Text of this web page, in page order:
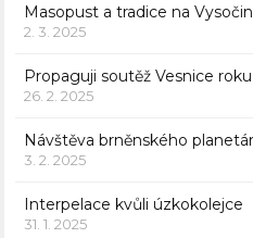
Masopust a tradice na
2. 3. 2025
Propaguji soutěž Vesnice roku
26. 2. 2025
Návštěva brněnského
3. 2. 2025
Interpelace kvůli úzkokolejce
31. 1. 2025